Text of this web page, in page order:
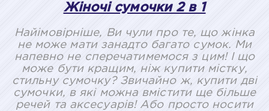
Жіночі сумочки 2 в 1
Найімовірніше, Ви чули про те, що жінка
не може мати занадто багато сумок. Ми
напевно не сперечатимемося з цим! І що
може бути кращим, ніж купити містку,
стильну сумочку? Звичайно ж, купити дві
сумочки, в які можна вмістити ще більше
речей та аксесуарів! Або просто носити